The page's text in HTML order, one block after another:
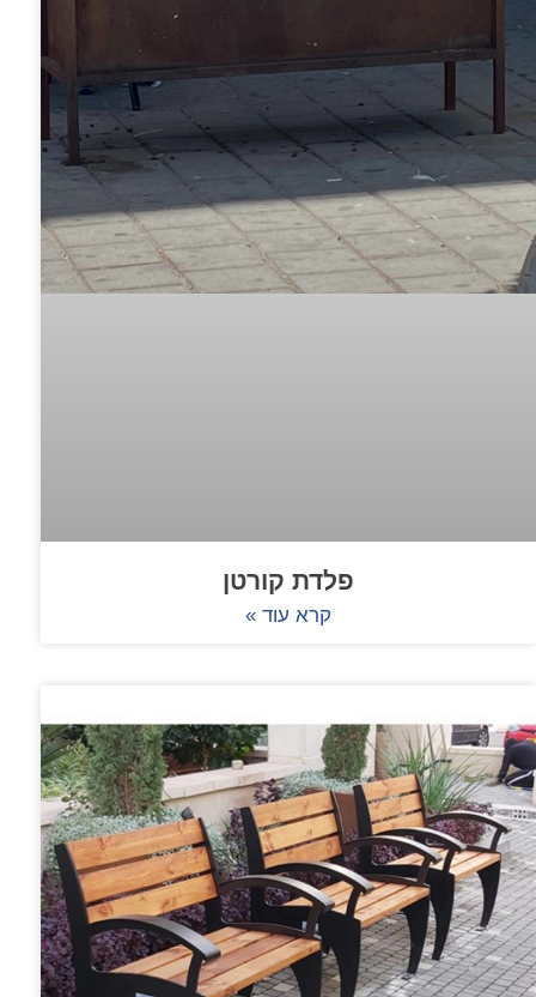
פלדת קורטן
קרא עוד »